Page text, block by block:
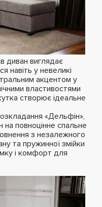
диван виглядає
навіть у невеликі
акцентом у
властивостями
створює ідеальне
«Дельфін»,
повноцінне спальне
з незалежного
та пружинної змійки
і комфорт для